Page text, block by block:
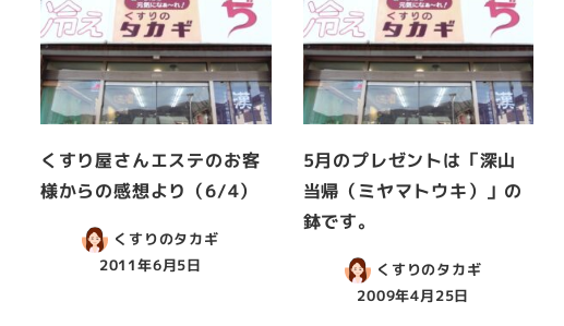
くすり屋さんエステのお客
様からの感想より（6/4）
くすりのタカギ
2011年6月5日
5月のプレゼントは「深山
当帰（ミヤマトウキ）」の
鉢です。
くすりのタカギ
2009年4月25日